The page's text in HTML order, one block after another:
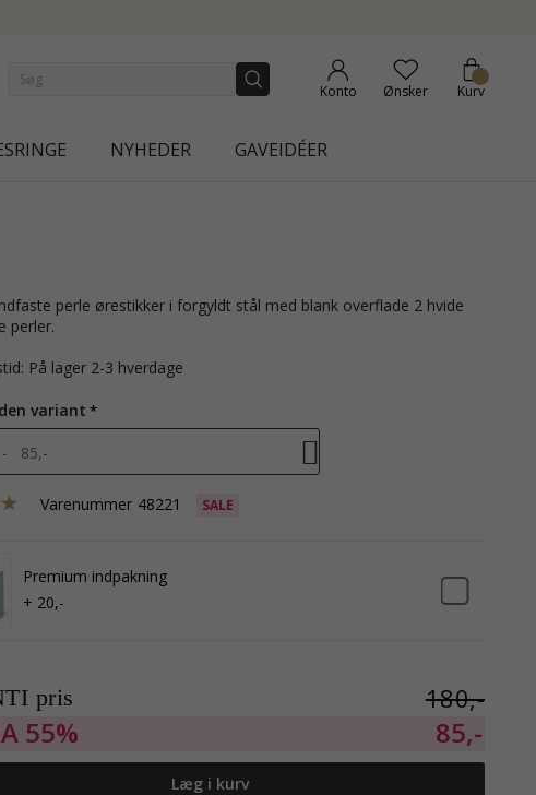
Konto Ønsker Kurv
NYHEDER GAVEIDÉER
perler.
På lager 2-3 hverdage
variant
85,-
Varenummer 48221 SALE
Premium indpakning
+ 20,-
pris 180,-
55% 85,-
Læg i kurv